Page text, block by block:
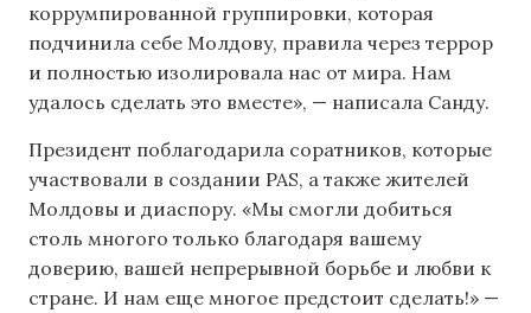
коррумпированной группировки, которая
подчинила себе Молдову, правила через террор
и полностью изолировала нас от мира. Нам
удалось сделать это вместе», — написала Санду.
Президент поблагодарила соратников, которые
участвовали в создании PAS, а также жителей
Молдовы и диаспору. «Мы смогли добиться
столь многого только благодаря вашему
доверию, вашей непрерывной борьбе и любви к
стране. И нам еще многое предстоит сделать!» —